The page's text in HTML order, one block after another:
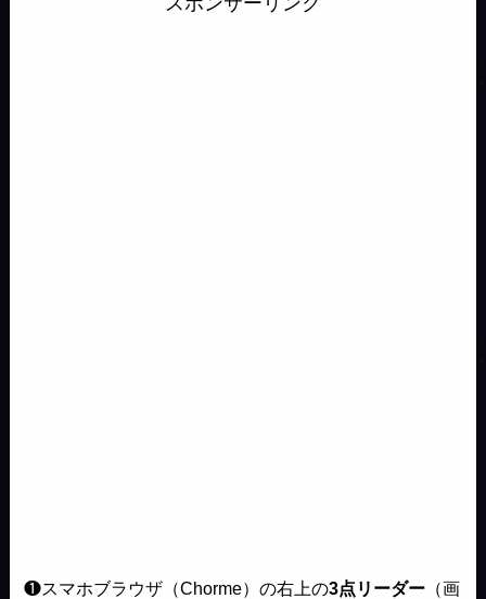
❶スマホブラウザ（Chorme）の右上の3点リーダー （画